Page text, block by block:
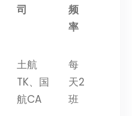
司
频
率
土航
TK、国
航CA
每
天2
班